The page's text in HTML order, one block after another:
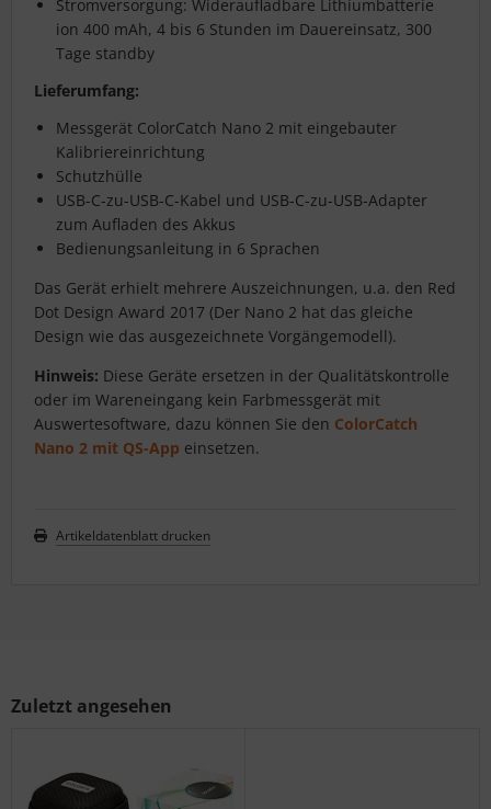
Stromversorgung: Wideraufladbare Lithiumbatterie
ion 400 mAh, 4 bis 6 Stunden im Dauereinsatz, 300
Tage standby
Lieferumfang:
Messgerät ColorCatch Nano 2 mit eingebauter
Kalibriereinrichtung
Schutzhülle
USB-C-zu-USB-C-Kabel und USB-C-zu-USB-Adapter
zum Aufladen des Akkus
Bedienungsanleitung in 6 Sprachen
Das Gerät erhielt mehrere Auszeichnungen, u.a. den Red
Dot Design Award 2017 (Der Nano 2 hat das gleiche
Design wie das ausgezeichnete Vorgängemodell).
Hinweis: Diese Geräte ersetzen in der Qualitätskontrolle
oder im Wareneingang kein Farbmessgerät mit
Auswertesoftware, dazu können Sie den ColorCatch
Nano 2 mit QS-App einsetzen.
Artikeldatenblatt drucken
Zuletzt angesehen